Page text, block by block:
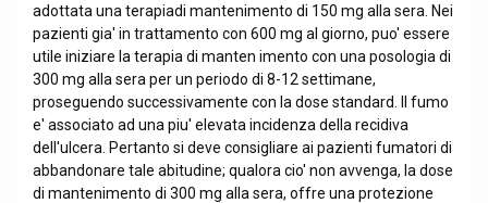
adottata una terapiadi mantenimento di 150 mg alla sera. Nei
pazienti gia' in trattamento con 600 mg al giorno, puo' essere
utile iniziare la terapia di manten imento con una posologia di
300 mg alla sera per un periodo di 8-12 settimane,
proseguendo successivamente con la dose standard. Il fumo
e' associato ad una piu' elevata incidenza della recidiva
dell'ulcera. Pertanto si deve consigliare ai pazienti fumatori di
abbandonare tale abitudine; qualora cio' non avvenga, la dose
di mantenimento di 300 mg alla sera, offre una protezione